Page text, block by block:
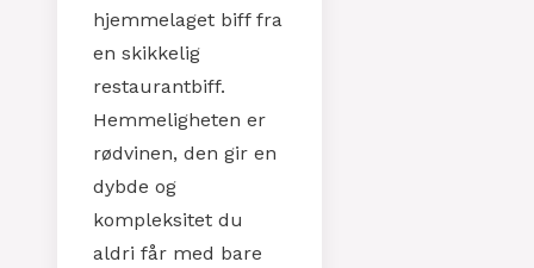
hjemmelaget biff fra
en skikkelig
restaurantbiff.
Hemmeligheten er
rødvinen, den gir en
dybde og
kompleksitet du
aldri får med bare